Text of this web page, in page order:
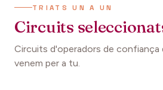
TRIATS UN A UN
Circuits
Circuits d'operadors de confiança
venem per a tu.